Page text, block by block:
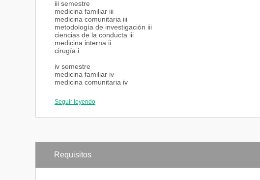
iii semestre
medicina familiar iii
medicina comunitaria iii
metodología de investigación iii
ciencias de la conducta iii
medicina interna ii
cirugía i
iv semestre
medicina familiar iv
medicina comunitaria iv
salud pública iii (adm.nutr.)
cirugía ii
Seguir leyendo
Requisitos